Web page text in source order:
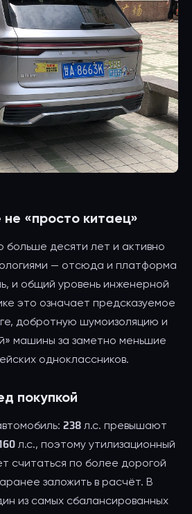
«просто китаец»
больше десяти лет и активно
— отсюда и платформа
и общий уровень инженерной
это означает предсказуемое
добротную шумоизоляцию и
машины за заметно меньшие
одноклассников.
покупкой
238 л.с. превышают
л.с., поэтому утилизационный
считаться по более дорогой
заложить в расчёт. В
из самых сбалансированных